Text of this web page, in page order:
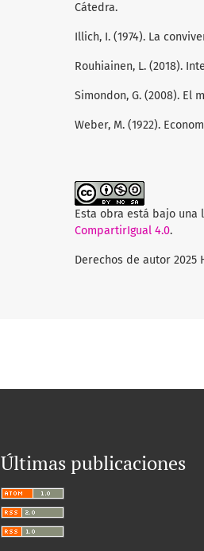
Cátedra.
Illich, I. (1974). La
Rouhiainen, L. (2018).
Simondon, G. (2008). El
Weber, M. (1922).
Esta obra está bajo
CompartirIgual 4.0.
Derechos de autor 2025
Últimas publicaciones